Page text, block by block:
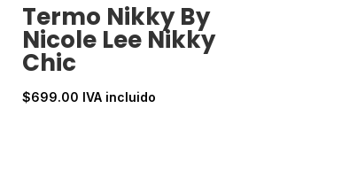
Termo Nikky By
Nicole Lee Nikky
Chic
$699.00 IVA incluido